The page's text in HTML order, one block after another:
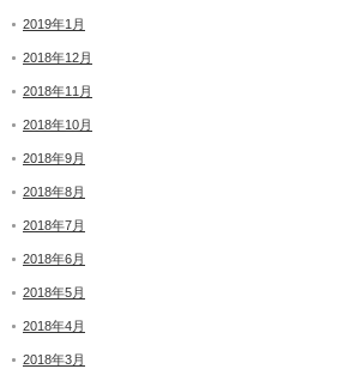
2019年1月
2018年12月
2018年11月
2018年10月
2018年9月
2018年8月
2018年7月
2018年6月
2018年5月
2018年4月
2018年3月